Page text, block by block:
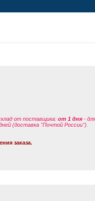
от поставщика: от 1 дня-
(доставка "Почтой России").
заказа.